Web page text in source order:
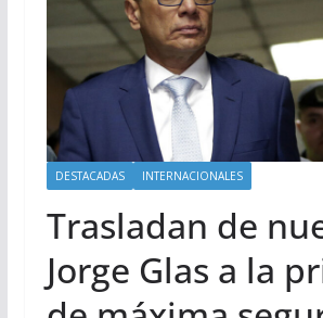
DESTACADAS INTERNACIONALES
Trasladan de
Jorge Glas a la